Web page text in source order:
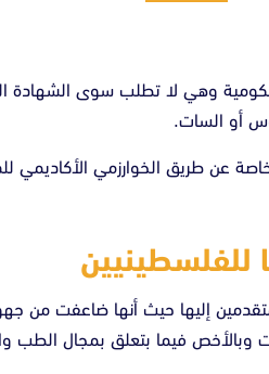
وهي لا تطلب سوى الشهادة
75 % في الجامعات الخاصة عن طريق الخوارزمي
للفلسطينيين
إليها حيث أنها ضاعفت من
وبالأخص فيما بتعلق بمجال الطب